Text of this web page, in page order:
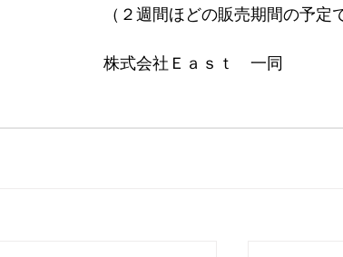
（２週間ほどの販売期間の予定
株式会社Ｅａｓｔ　一同